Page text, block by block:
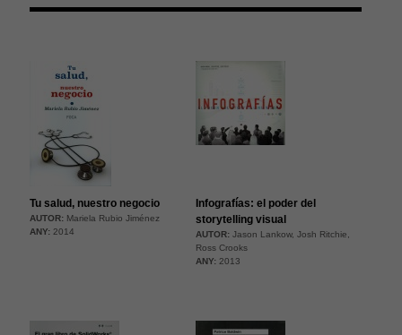
Tu salud, nuestro negocio
AUTOR:Mariela Rubio Jiménez
ANY:2014
Infografías: el poder del
storytelling visual
AUTOR:Jason Lankow, Josh Ritchie,
Ross Crooks
ANY:2013